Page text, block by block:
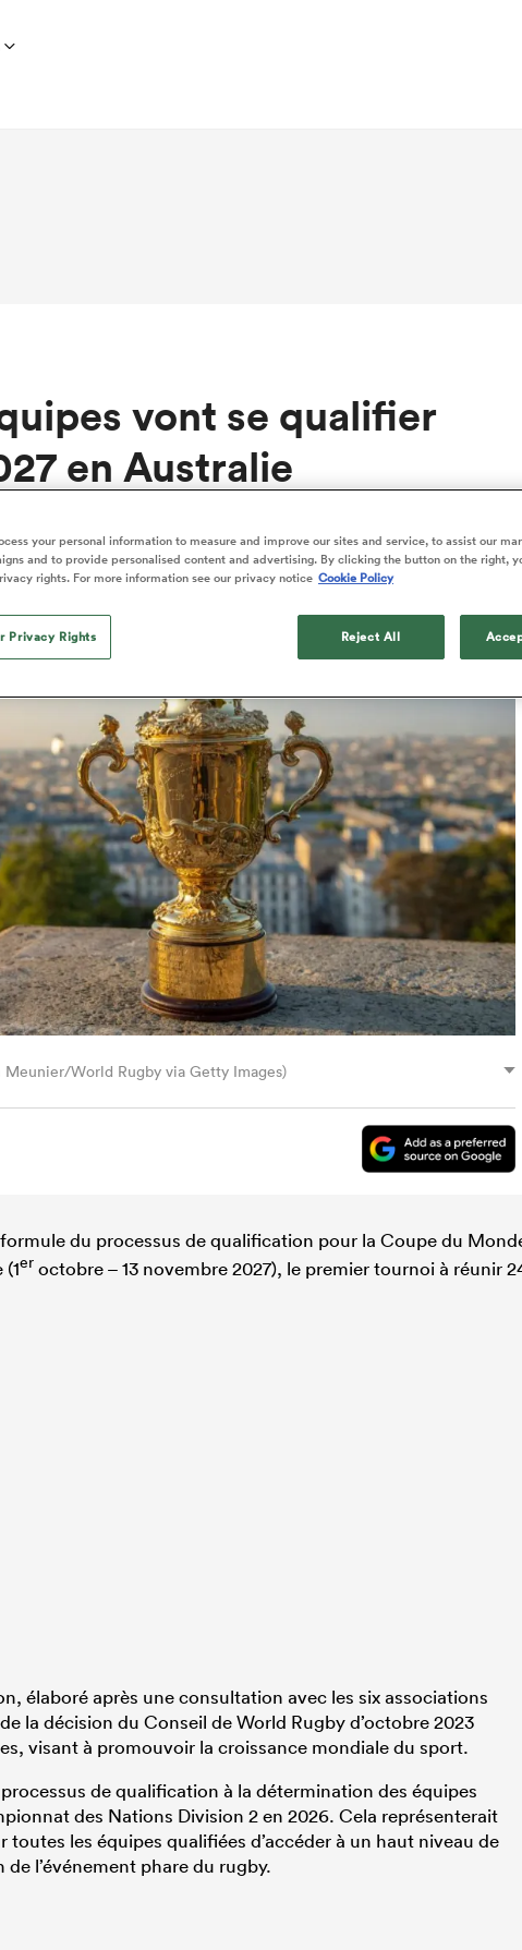
vont se qualifier
en Australie
Updated: 13 August 2024 08:53 PDT
World Rugby via Getty Images)
du processus de qualification pour la Coupe du
er octobre – 13 novembre 2027), le premier tournoi à réunir
élaboré après une consultation avec les six associations
la décision du Conseil de World Rugby d’octobre 2023
visant à promouvoir la croissance mondiale du sport.
de qualification à la détermination des équipes
des Nations Division 2 en 2026. Cela représenterait
les équipes qualifiées d’accéder à un haut niveau de
l’événement phare du rugby.
your personal information to measure and improve our sites and service, to assist our
and to provide personalised content and advertising. By clicking the button on the right,
rights. For more information see our privacy notice Cookie Policy
Privacy Rights Reject All